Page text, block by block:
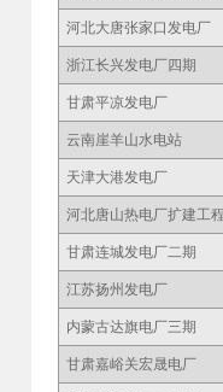
河北大唐张家口发电厂
浙江长兴发电厂四期
甘肃平凉发电厂
云南崖羊山水电站
天津大港发电厂
河北唐山热电厂扩建工
甘肃连城发电厂二期
江苏扬州发电厂
内蒙古达旗电厂三期
甘肃嘉峪关宏晟电厂